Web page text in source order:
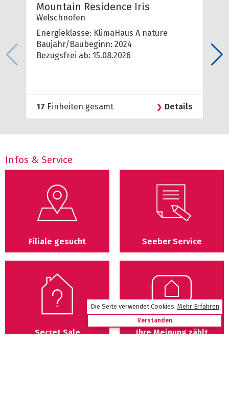
Die Seite verwendet Cookies. Mehr Erfahren
Verstanden
Mountain Residence Iris
Welschnofen
Energieklasse: KlimaHaus A nature
Baujahr/Baubeginn: 2024
Bezugsfrei ab: 15.08.2026
17 Einheiten gesamt Details
Infos & Service
Filiale gesucht Seeber Service
Secret Sale Ihre Meinung zählt